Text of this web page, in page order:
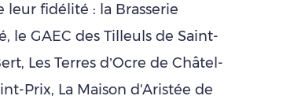
fidélité : la Brasserie
le GAEC des Tilleuls de Saint-
Les Terres d’Ocre de Châtel-
Prix, La Maison d'Aristée de